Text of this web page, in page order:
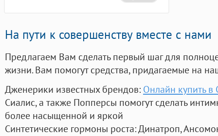
На пути к совершенству вместе с нами
Предлагаем Вам сделать первый шаг для
жизни. Вам помогут средства, придагаемые на
Дженерики известных брендов: Онлайн купить в
Сиалис, а также Попперсы помогут сделать
более насыщенной и яркой
Синтетические гормоны роста: Динатроп,